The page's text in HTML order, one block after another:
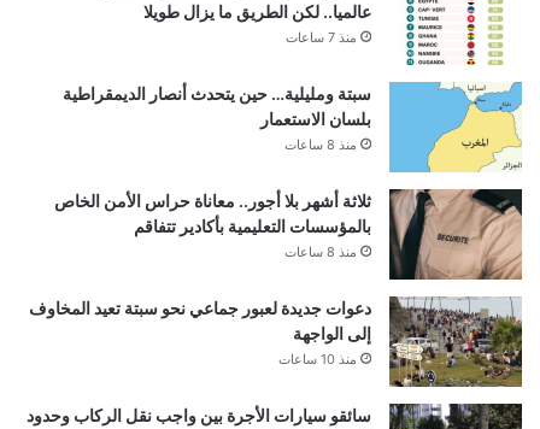
عالميا.. لكن الطريق ما يزال طويلا
منذ 7 ساعات
سبتة ومليلية… حين يتحدث أنصار الديمقراطية
بلسان الاستعمار
منذ 8 ساعات
ثلاثة أشهر بلا أجور.. معاناة حراس الأمن الخاص
بالمؤسسات التعليمية بأكادير تتفاقم
منذ 8 ساعات
دعوات جديدة لعبور جماعي نحو سبتة تعيد المخاوف
إلى الواجهة
منذ 10 ساعات
سائقو سيارات الأجرة بين واجب نقل الركاب وحدود